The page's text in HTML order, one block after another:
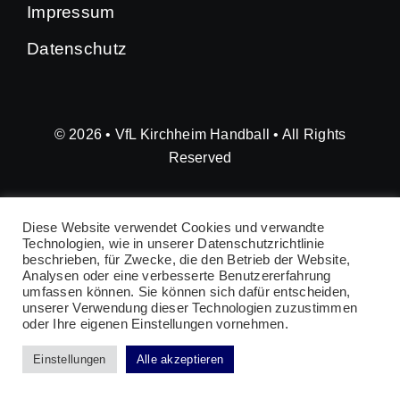
Impressum
Datenschutz
© 2026 • VfL Kirchheim Handball • All Rights
Reserved
Diese Website verwendet Cookies und verwandte
Technologien, wie in unserer Datenschutzrichtlinie
beschrieben, für Zwecke, die den Betrieb der Website,
Analysen oder eine verbesserte Benutzererfahrung
umfassen können. Sie können sich dafür entscheiden,
unserer Verwendung dieser Technologien zuzustimmen
oder Ihre eigenen Einstellungen vornehmen.
Einstellungen Alle akzeptieren